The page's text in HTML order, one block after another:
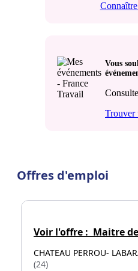
Vous
Trouver
Offres d'emploi
Voir l'offre : Maitre
CHATEAU PERROU-
(24)